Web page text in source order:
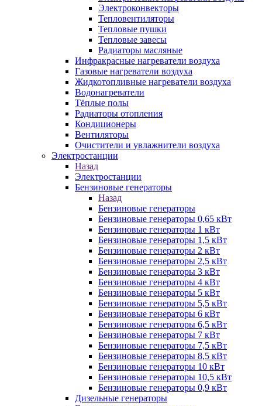
Электроконвекторы
Тепловентиляторы
Тепловые пушки
Тепловые завесы
Радиаторы масляные
Инфракрасные нагреватели воздуха
Газовые нагреватели воздуха
Жидкотопливные нагреватели воздуха
Водонагреватели
Тёплые полы
Радиаторы отопления
Кондиционеры
Вентиляторы
Очистители и увлажнители воздуха
Электростанции
Назад
Электростанции
Бензиновые генераторы
Назад
Бензиновые генераторы
Бензиновые генераторы 0,65 кВт
Бензиновые генераторы 1 кВт
Бензиновые генераторы 1,5 кВт
Бензиновые генераторы 2 кВт
Бензиновые генераторы 2,5 кВт
Бензиновые генераторы 3 кВт
Бензиновые генераторы 4 кВт
Бензиновые генераторы 5 кВт
Бензиновые генераторы 5,5 кВт
Бензиновые генераторы 6 кВт
Бензиновые генераторы 6,5 кВт
Бензиновые генераторы 7 кВт
Бензиновые генераторы 7,5 кВт
Бензиновые генераторы 8,5 кВт
Бензиновые генераторы 10 кВт
Бензиновые генераторы 10,5 кВт
Бензиновые генераторы 0,9 кВт
Дизельные генераторы